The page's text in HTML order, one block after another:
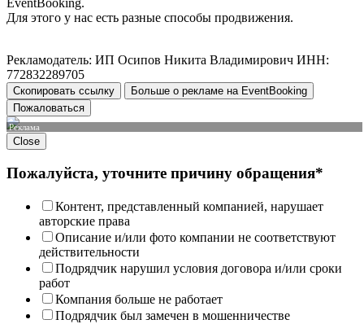
Для этого у нас есть разные способы продвижения.
Рекламодатель: ИП Осипов Никита Владимирович ИНН:
772832289705
Скопировать ссылку
Больше о рекламе на EventBooking
Пожаловаться
Реклама
Close
Пожалуйста, уточните причину обращения*
Контент, представленный компанией, нарушает
авторские права
Описание и/или фото компании не соответствуют
действительности
Подрядчик нарушил условия договора и/или сроки
работ
Компания больше не работает
Подрядчик был замечен в мошенничестве